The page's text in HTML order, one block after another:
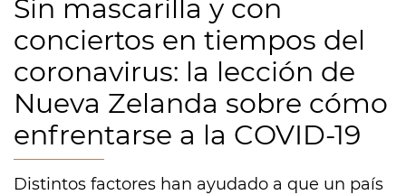
Sin mascarilla y con
conciertos en tiempos del
coronavirus: la lección de
Nueva Zelanda sobre cómo
enfrentarse a la COVID-19
Distintos factores han ayudado a que un país